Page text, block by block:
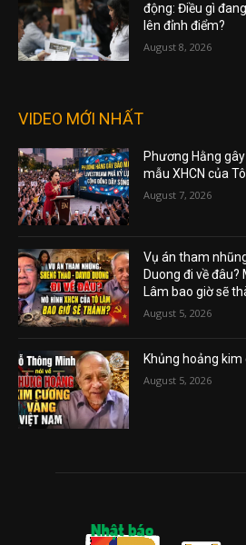
động: Điều gì
lên đỉnh điểm?
August 8, 2026
VIDEO MỚI NHẤT
Phương Hằng
mẫu XHCN của
August 7, 2026
Vụ án tham
Duong đi về đâu?
Lâm bao giờ sẽ
August 5, 2026
Khủng hoảng
August 5, 2026